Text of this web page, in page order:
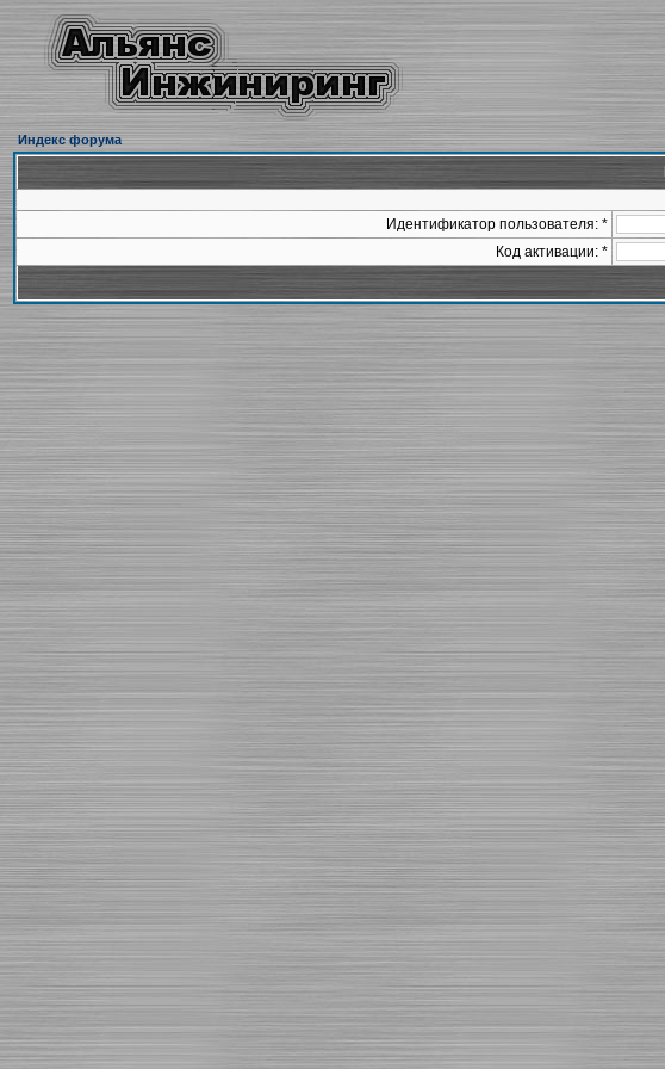
Индекс форума
Идентификатор пользователя: *
Код активации: *